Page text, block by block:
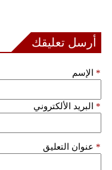
أرسل تعليقك
الإسم *
البريد الألكتروني *
عنوان التعليق *